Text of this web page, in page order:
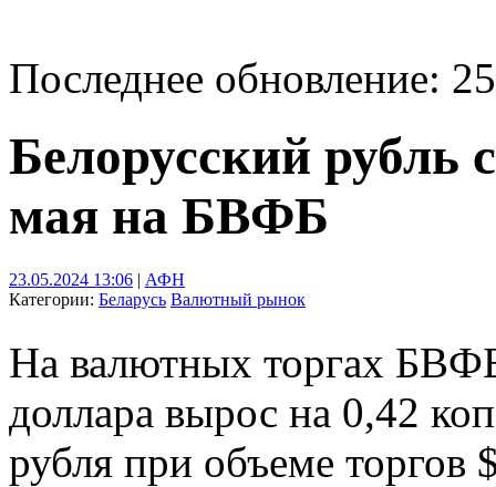
Последнее обновление:
Белорусский рубль
мая на БВФБ
23.05.2024 13:06 | АФН
Категории: Беларусь Валютный рынок
На валютных торгах
доллара вырос на 0,42
рубля при объеме торгов